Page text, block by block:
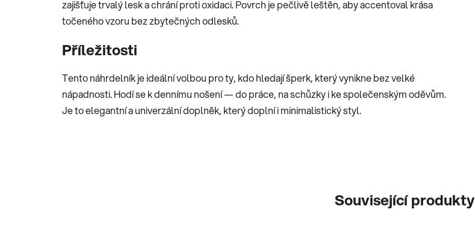
zajišťuje trvalý lesk a chrání proti oxidaci. Povrch je pečlivě leštěn, aby accentoval krása
točeného vzoru bez zbytečných odlesků.
Příležitosti
Tento náhrdelník je ideální volbou pro ty, kdo hledají šperk, který vynikne bez velké
nápadnosti. Hodí se k dennímu nošení — do práce, na schůzky i ke společenským oděvům.
Je to elegantní a univerzální doplněk, který doplní i minimalistický styl.
Související produkty